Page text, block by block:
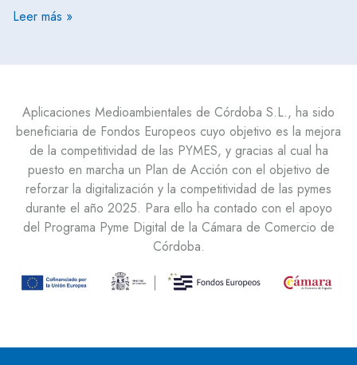
Leer más »
Aplicaciones Medioambientales de Córdoba S.L., ha sido
beneficiaria de Fondos Europeos cuyo objetivo es la mejora
de la competitividad de las PYMES, y gracias al cual ha
puesto en marcha un Plan de Acción con el objetivo de
reforzar la digitalización y la competitividad de las pymes
durante el año 2025. Para ello ha contado con el apoyo
del Programa Pyme Digital de la Cámara de Comercio de
Córdoba.